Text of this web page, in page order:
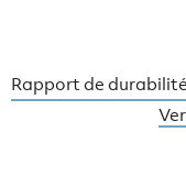
Rapport de